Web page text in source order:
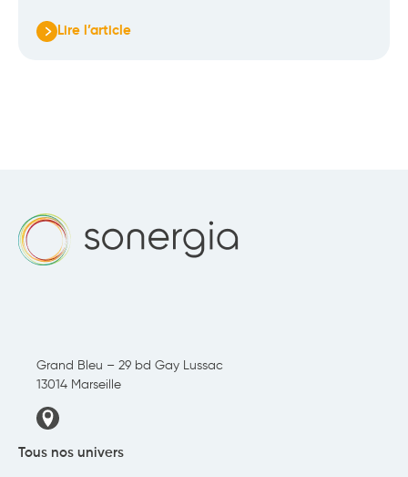
Lire l’article
:
?
Grand Bleu – 29 bd Gay Lussac
13014 Marseille
Tous nos univers